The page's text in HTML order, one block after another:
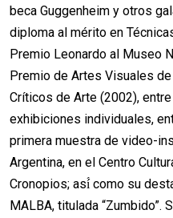
beca Guggenheim y otros
diploma al mérito en
Premio Leonardo al Museo
Premio de Artes Visuales
Críticos de Arte (2002),
exhibiciones individuales,
primera muestra de video-
Argentina, en el Centro
Cronopios; así́ como su
MALBA, titulada “Zumbido”.